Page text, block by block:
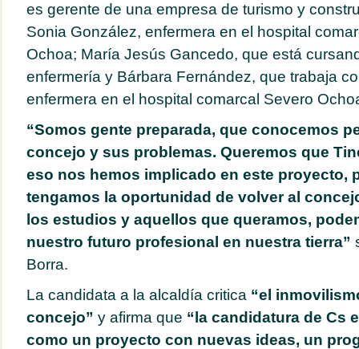
es gerente de una empresa de turismo y
Sonia González, enfermera en el hospital
Ochoa; María Jesús Gancedo, que está
enfermería y Bárbara Fernández, que trabaja
enfermera en el hospital comarcal Severo
“Somos gente preparada, que conocemos
concejo y sus problemas. Queremos que
eso nos hemos implicado en este proyecto,
tengamos la oportunidad de volver al
los estudios y aquellos que queramos,
nuestro futuro profesional en nuestra tierra”
Borra.
La candidata a la alcaldía critica “el
concejo” y afirma que “la candidatura de Cs
como un proyecto con nuevas ideas, un